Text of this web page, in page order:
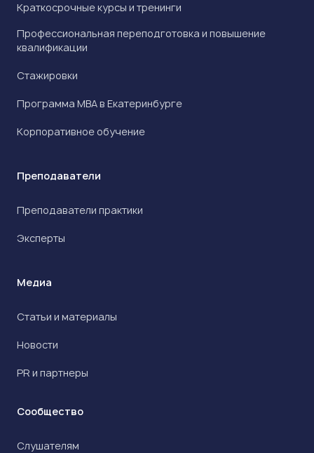
Краткосрочные курсы и тренинги
Профессиональная переподготовка и повышение
квалификации
Стажировки
Программа МВА в Екатеринбурге
Корпоративное обучение
Преподаватели
Преподаватели практики
Эксперты
Медиа
Статьи и материалы
Новости
PR и партнеры
Сообщество
Слушателям